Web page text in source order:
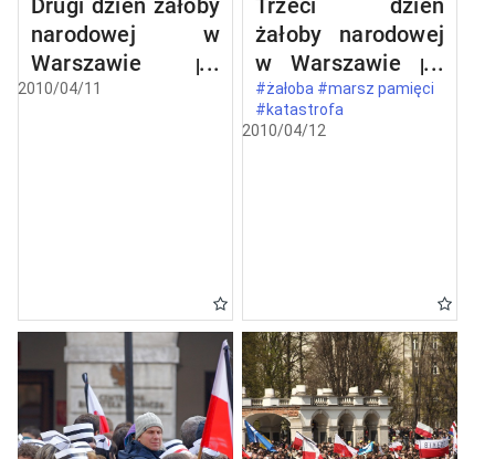
Drugi dzień żałoby
narodowej w
Warszawie po
katastrofie
2010/04/11
Trzeci dzień
żałoby narodowej
w Warszawie po
katastrofie
lotniczej w
#żałoba #marsz pamięci
#katastrofa
2010/04/12